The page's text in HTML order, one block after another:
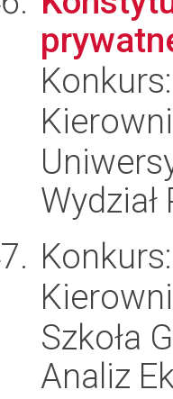
Konkurs:
Konkurs:
Szkoła
Analiz